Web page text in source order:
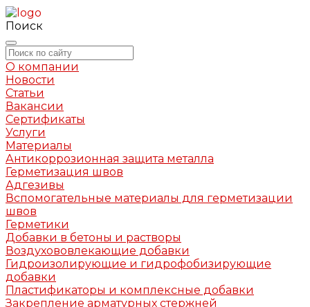
Поиск
О компании
Новости
Статьи
Вакансии
Сертификаты
Услуги
Материалы
Антикоррозионная защита металла
Герметизация швов
Адгезивы
Вспомогательные материалы для герметизации
швов
Герметики
Добавки в бетоны и растворы
Воздухововлекающие добавки
Гидроизолирующие и гидрофобизирующие
добавки
Пластификаторы и комплексные добавки
Закрепление арматурных стержней